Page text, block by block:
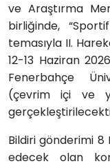
ve Araştırma
birliğinde,
temasıyla II.
12-13 Haziran
Fenerbahçe
(çevrim içi ve
Bildiri gönderimi
edecek olan